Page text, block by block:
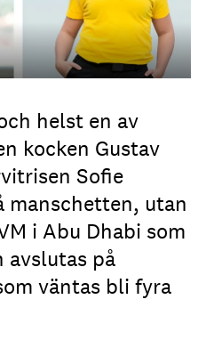
helst en av
kocken Gustav
Sofie
manschetten, utan
i Abu Dhabi som
avslutas på
väntas bli fyra